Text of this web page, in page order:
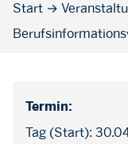
Start →
Termin:
Tag (Start):